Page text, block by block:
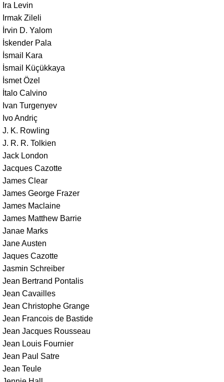
Ira Levin
Irmak Zileli
İrvin D. Yalom
İskender Pala
İsmail Kara
İsmail Küçükkaya
İsmet Özel
İtalo Calvino
Ivan Turgenyev
Ivo Andriç
J. K. Rowling
J. R. R. Tolkien
Jack London
Jacques Cazotte
James Clear
James George Frazer
James Maclaine
James Matthew Barrie
Janae Marks
Jane Austen
Jaques Cazotte
Jasmin Schreiber
Jean Bertrand Pontalis
Jean Cavailles
Jean Christophe Grange
Jean Francois de Bastide
Jean Jacques Rousseau
Jean Louis Fournier
Jean Paul Satre
Jean Teule